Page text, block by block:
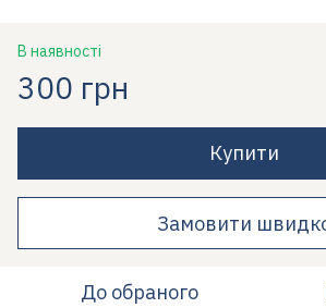
В наявності
300 грн
Купити
Замовити
До обраного